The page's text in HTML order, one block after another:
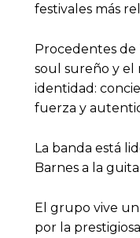
festivales más
Procedentes de
soul sureño y el
identidad:
fuerza y
La banda está
Barnes a la
El grupo vive
por la